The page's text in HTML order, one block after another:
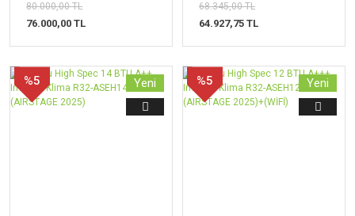
80.000,00 TL
76.000,00 TL
68.345,00 TL
64.927,75 TL
%5 Yeni %5 Yeni